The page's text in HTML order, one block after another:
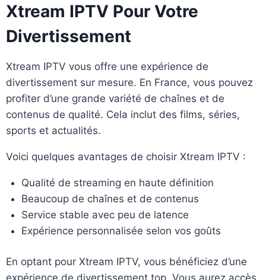
Xtream IPTV Pour Votre
Divertissement
Xtream IPTV vous offre une expérience de
divertissement sur mesure. En France, vous pouvez
profiter d’une grande variété de chaînes et de
contenus de qualité. Cela inclut des films, séries,
sports et actualités.
Voici quelques avantages de choisir Xtream IPTV :
Qualité de streaming en haute définition
Beaucoup de chaînes et de contenus
Service stable avec peu de latence
Expérience personnalisée selon vos goûts
En optant pour Xtream IPTV, vous bénéficiez d’une
expérience de divertissement top. Vous aurez accès